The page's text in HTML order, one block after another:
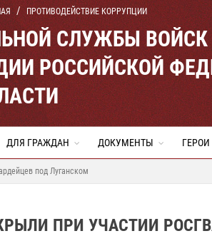
ПРОТИВОДЕЙСТВИЕ КОРРУПЦИИ
СЛУЖБЫ ВОЙСК
РОССИЙСКОЙ
ДЛЯ ГРАЖДАН ДОКУМЕНТЫ ГЕРОИ
под Луганском
ПРИ УЧАСТИИ